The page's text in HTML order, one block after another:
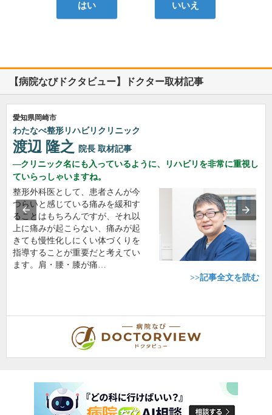
はい いいえ
【病院なびドクタビュー】ドクター取材記事
愛知県岡崎市
わたなべ整形リハビリクリニック
渡辺 隆之 院長 取材記事
クリニック名にも入っているように、リハビリを非常に重視し
ていらっしゃいますね。
整形外科医として、患者さんが今
つらいと感じている痛みを緩和す
ることはもちろんですが、それ以
上に痛みが起こらない、痛みが起
きても慢性化しにくい体づくりを
指導することが重要だと考えてい
ます。肩・腰・膝が痛…
>>記事全文を読む